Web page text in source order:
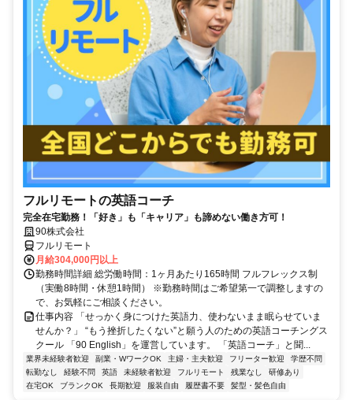
フルリモートの英語コーチ
完全在宅勤務！「好き」も「キャリア」も諦めない働き方可！
90株式会社
フルリモート
月給304,000円以上
勤務時間詳細 総労働時間：1ヶ月あたり165時間 フルフレックス制
（実働8時間・休憩1時間） ※勤務時間はご希望第一で調整しますの
で、お気軽にご相談ください。
仕事内容 「せっかく身につけた英語力、使わないまま眠らせていま
せんか？」 “もう挫折したくない”と願う人のための英語コーチングス
クール 「90 English」を運営しています。 「英語コーチ」と聞...
業界未経験者歓迎 副業・WワークOK 主婦・主夫歓迎 フリーター歓迎
学歴不問
転勤なし
経験不問 英語 未経験者歓迎 フルリモート 残業なし
研修あり
在宅OK
ブランクOK 長期歓迎 服装自由 履歴書不要 髪型・髪色自由